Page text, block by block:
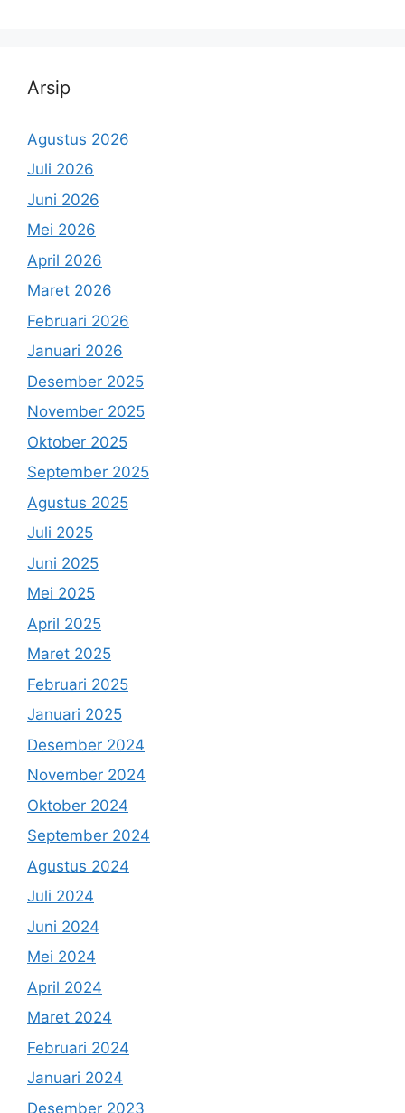
Arsip
Agustus 2026
Juli 2026
Juni 2026
Mei 2026
April 2026
Maret 2026
Februari 2026
Januari 2026
Desember 2025
November 2025
Oktober 2025
September 2025
Agustus 2025
Juli 2025
Juni 2025
Mei 2025
April 2025
Maret 2025
Februari 2025
Januari 2025
Desember 2024
November 2024
Oktober 2024
September 2024
Agustus 2024
Juli 2024
Juni 2024
Mei 2024
April 2024
Maret 2024
Februari 2024
Januari 2024
Desember 2023